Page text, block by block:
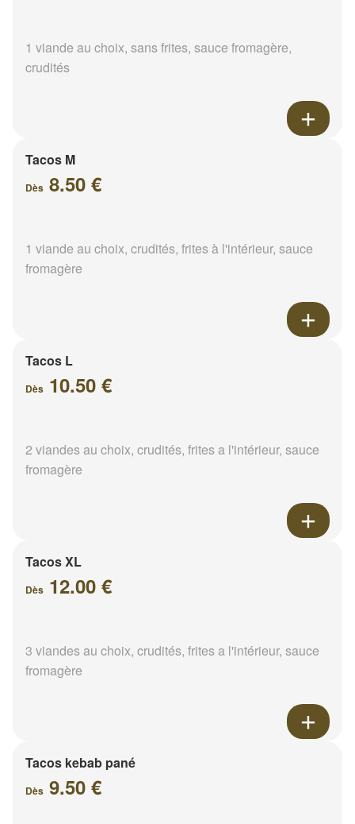
1 viande au choix, sans frites, sauce fromagère,
crudités
Tacos M
Dès 8.50 €
1 viande au choix, crudités, frites à l'intérieur, sauce
fromagère
Tacos L
Dès 10.50 €
2 viandes au choix, crudités, frites a l'intérieur, sauce
fromagère
Tacos XL
Dès 12.00 €
3 viandes au choix, crudités, frites a l'intérieur, sauce
fromagère
Tacos kebab pané
Dès 9.50 €